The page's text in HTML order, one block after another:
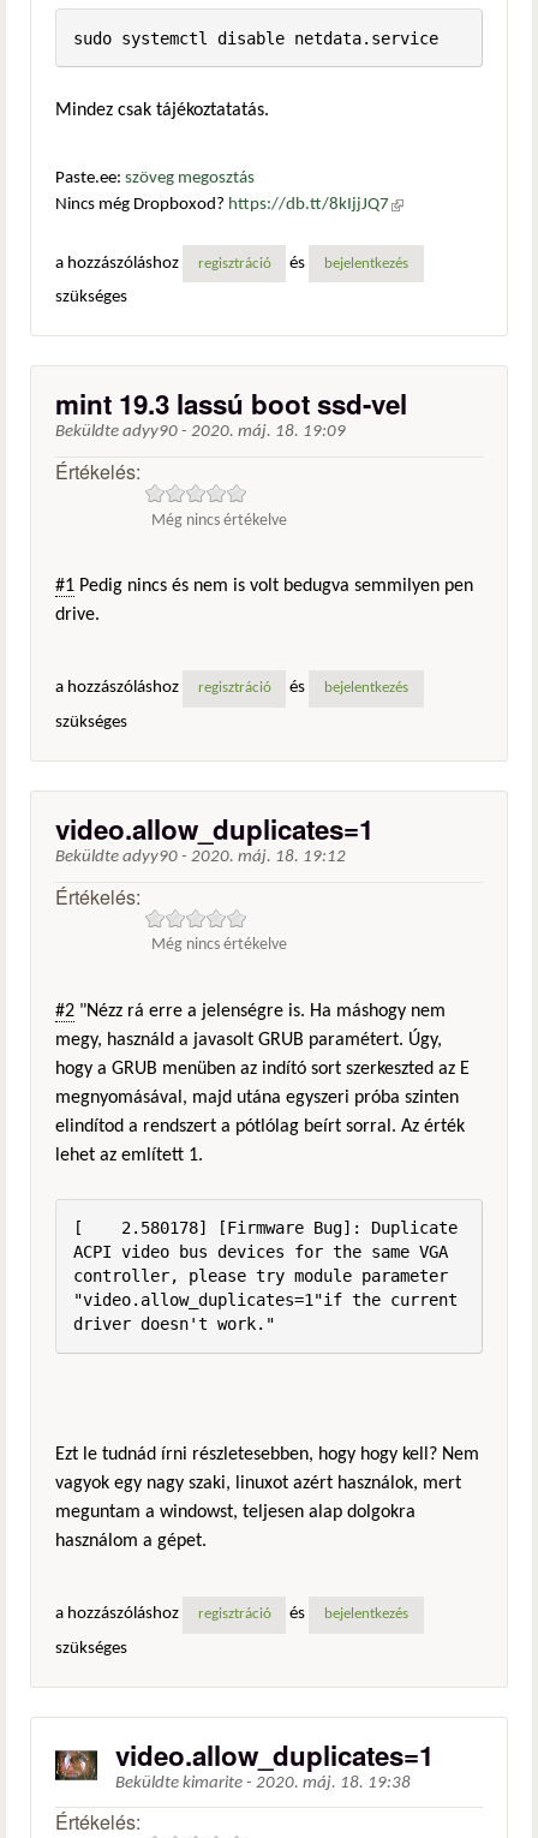
sudo systemctl disable netdata.service
Mindez csak tájékoztatatás.
Paste.ee: szöveg megosztás
Nincs még Dropboxod? https://db.tt/8kIjjJQ7 (külső
a hozzászóláshoz
regisztráció és bejelentkezés
szükséges
mint 19.3 lassú boot ssd-vel
Beküldte adyy90 - 2020. máj. 18. 19:09
Értékelés:
Még nincs értékelve
#1 Pedig nincs és nem is volt bedugva semmilyen pen
drive.
a hozzászóláshoz regisztráció és bejelentkezés
szükséges
video.allow_duplicates=1
Beküldte adyy90 - 2020. máj. 18. 19:12
Értékelés:
Még nincs értékelve
#2 "Nézz rá erre a jelenségre is. Ha máshogy nem
megy, használd a javasolt GRUB paramétert. Úgy,
hogy a GRUB menüben az indító sort szerkeszted az E
megnyomásával, majd utána egyszeri próba szinten
elindítod a rendszert a pótlólag beírt sorral. Az érték
lehet az említett 1.
[    2.580178] [Firmware Bug]: Duplicate
ACPI video bus devices for the same VGA
controller, please try module parameter
"video.allow_duplicates=1"if the current
driver doesn't work."
Ezt le tudnád írni részletesebben, hogy hogy kell? Nem
vagyok egy nagy szaki, linuxot azért használok, mert
meguntam a windowst, teljesen alap dolgokra
használom a gépet.
a hozzászóláshoz regisztráció és bejelentkezés
szükséges
video.allow_duplicates=1
Beküldte kimarite - 2020. máj. 18. 19:38
Értékelés: